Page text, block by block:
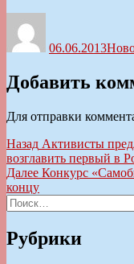
06.06.2013
Добавить
Для отправки
Навигация
по
записям
Назад Предыдущая
запись:
Активисты
возглавить первый в
Далее Следующая
Конкурс
концу
Искать:
Рубрики